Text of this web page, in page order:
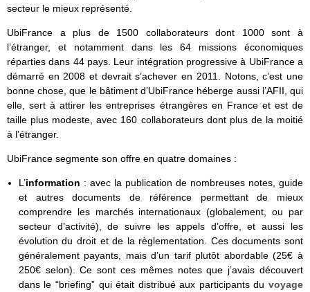
secteur le mieux représenté.
UbiFrance a plus de 1500 collaborateurs dont 1000 sont à
l’étranger, et notamment dans les 64 missions économiques
réparties dans 44 pays. Leur intégration progressive à UbiFrance a
démarré en 2008 et devrait s’achever en 2011. Notons, c’est une
bonne chose, que le bâtiment d’UbiFrance héberge aussi l’AFII, qui
elle, sert à attirer les entreprises étrangères en France et est de
taille plus modeste, avec 160 collaborateurs dont plus de la moitié
à l’étranger.
UbiFrance segmente son offre en quatre domaines :
L’information : avec la publication de nombreuses notes, guide
et autres documents de référence permettant de mieux
comprendre les marchés internationaux (globalement, ou par
secteur d’activité), de suivre les appels d’offre, et aussi les
évolution du droit et de la règlementation. Ces documents sont
généralement payants, mais d’un tarif plutôt abordable (25€ à
250€ selon). Ce sont ces mêmes notes que j’avais découvert
dans le “briefing” qui était distribué aux participants du voyage